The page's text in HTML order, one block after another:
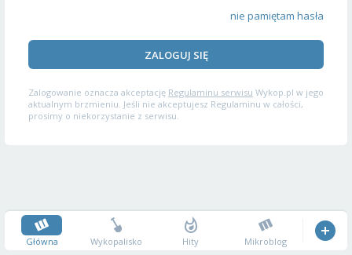
nie pamiętam hasła
ZALOGUJ SIĘ
Zalogowanie oznacza akceptację Regulaminu serwisu Wykop.pl w jego
aktualnym brzmieniu. Jeśli nie akceptujesz Regulaminu w całości,
prosimy o niekorzystanie z serwisu.
Główna Wykopalisko Hity Mikroblog